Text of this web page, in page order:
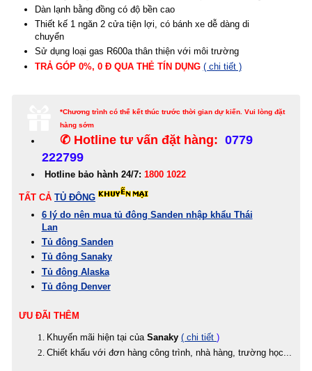
Dàn lạnh bằng đồng có độ bền cao
Thiết kế 1 ngăn 2 cửa tiện lợi, có bánh xe dễ dàng di
chuyển
Sử dụng loại gas R600a thân thiện với môi trường
TRẢ GÓP 0%, 0 Đ QUA THẺ TÍN DỤNG ( chi tiết )
*Chương trình có thể kết thúc trước thời gian dự kiến. Vui lòng đặt
hàng sớm
✆ Hotline tư vấn đặt hàng: 0779
222799
Hotline bảo hành 24/7: 1800 1022
TẤT CẢ TỦ ĐÔNG
6 lý do nên mua tủ đông Sanden nhập khẩu Thái
Lan
Tủ đông Sanden
Tủ đông Sanaky
Tủ đông Alaska
Tủ đông Denver
ƯU ĐÃI THÊM
Khuyến mãi hiện tại của Sanaky ( chi tiết )
Chiết khấu với đơn hàng công trình, nhà hàng, trường học...